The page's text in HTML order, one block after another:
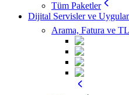
Tüm Paketler
Dijital Servisler ve
Arama, Fatura ve TL